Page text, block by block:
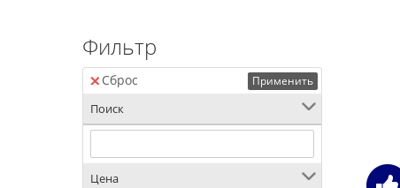
Фильтр
Сброс Применить
Поиск
Цена